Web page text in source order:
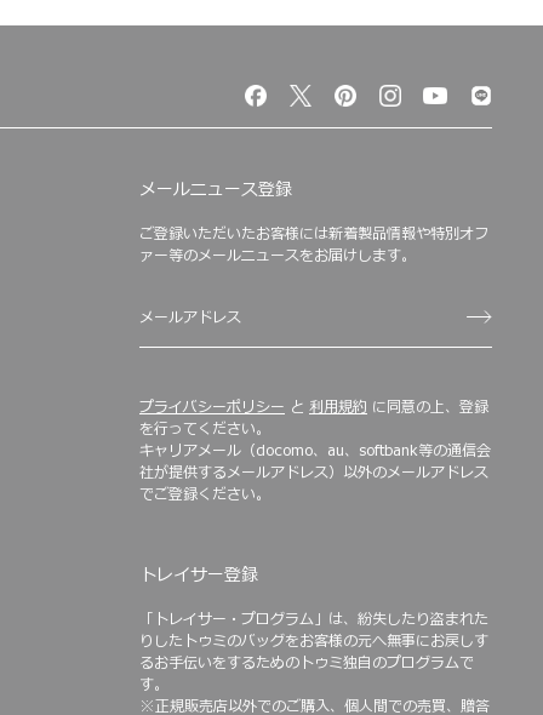
メールニュース登録
ご登録いただいたお客様には新着製品情報や特別オフ
ァー等のメールニュースをお届けします。
プライバシーポリシー と 利用規約 に同意の上、登録
を行ってください。
キャリアメール（docomo、au、softbank等の通信会
社が提供するメールアドレス）以外のメールアドレス
でご登録ください。
トレイサー登録
「トレイサー・プログラム」は、紛失したり盗まれた
りしたトゥミのバッグをお客様の元へ無事にお戻しす
るお手伝いをするためのトゥミ独自のプログラムで
す。
※正規販売店以外でのご購入、個人間での売買、贈答